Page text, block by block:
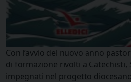
Con l’avvio del nuovo anno
di formazione rivolti a Catechisti,
impegnati nel progetto